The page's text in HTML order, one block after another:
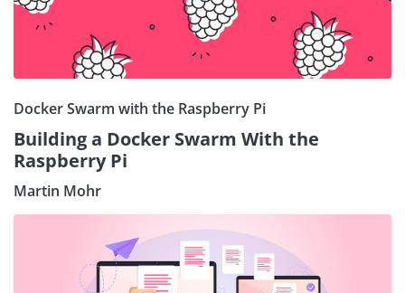
Docker Swarm with the Raspberry Pi
Building a Docker Swarm With the
Raspberry Pi
Martin Mohr